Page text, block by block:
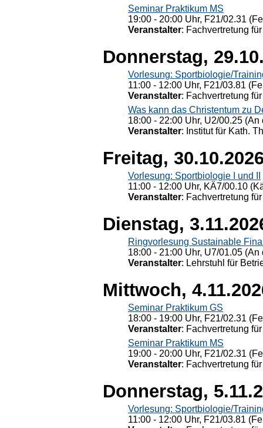
Seminar Praktikum MS
19:00 - 20:00 Uhr, F21/02.31
Veranstalter: Fachvertretung
Donnerstag,
Vorlesung: Sportbiologie/
11:00 - 12:00 Uhr, F21/03.81
Veranstalter: Fachvertretung
Was kann das Christentum zu
18:00 - 22:00 Uhr, U2/00.25
Veranstalter: Institut für Kath.
Freitag,
Vorlesung: Sportbiologie I und II
11:00 - 12:00 Uhr, KÄ7/00.10
Veranstalter: Fachvertretung
Dienstag,
Ringvorlesung Sustainable
18:00 - 21:00 Uhr, U7/01.05
Veranstalter: Lehrstuhl für
Mittwoch,
Seminar Praktikum GS
18:00 - 19:00 Uhr, F21/02.31
Veranstalter: Fachvertretung
Seminar Praktikum MS
19:00 - 20:00 Uhr, F21/02.31
Veranstalter: Fachvertretung
Donnerstag,
Vorlesung: Sportbiologie/
11:00 - 12:00 Uhr, F21/03.81